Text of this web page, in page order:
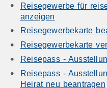
Reisegewerbe für
anzeigen
Reisegewerbekarte
Reisegewerbekarte
Reisepass -
Reisepass -
Heirat neu beantragen